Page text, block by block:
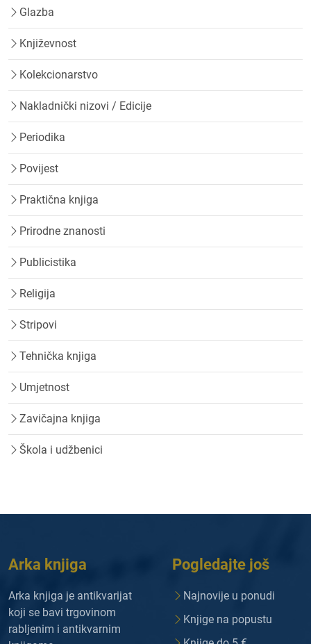
Glazba
Književnost
Kolekcionarstvo
Nakladnički nizovi / Edicije
Periodika
Povijest
Praktična knjiga
Prirodne znanosti
Publicistika
Religija
Stripovi
Tehnička knjiga
Umjetnost
Zavičajna knjiga
Škola i udžbenici
Arka knjiga
Arka knjiga je antikvarijat
koji se bavi trgovinom
rabljenim i antikvarnim
Pogledajte još
Najnovije u ponudi
Knjige na popustu